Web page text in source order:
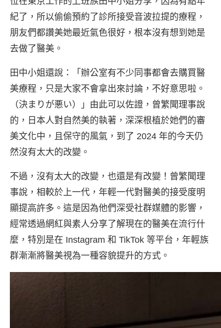
紀了，所以偷偷預約了診所接受音波拉提的療程，
朋友們都讚美她最近氣色很好，根本沒有想到她是
去做了醫美。
田中小姐還說：「辦公室有不少同事都會去購買醫
美療程，只是大家不會拿出來討論，不好意思啦。
（決まりが悪い）」由此可以佐證，曾繁聞理事說
的，日本人對自然美的執著，深深根植於她們的審
美文化中，且保守的風氣，到了 2024 年的今天仍
然沒有太大的改變。
不過，沒有太大的改變，也還是有改變！曾繁聞理
事說，相較於上一代，年輕一代對醫美的接受度明
顯提高許多。這是因為他們深受社群媒體的影響，
經常透過網紅與素人分享了解現在的醫美在流行什
麼，特別是在 Instagram 和 TikTok 等平台，年輕族
群漸漸將醫美視為一種容貌提升的方式。